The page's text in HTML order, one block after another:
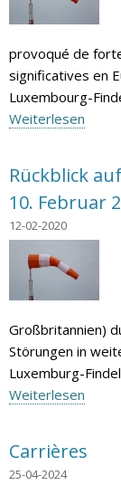
provoqué de
significatives en
Luxembourg-
Weiterlesen
Rückblick
10. Februar
12-02-2020
Großbritannien)
Störungen in
Luxemburg-
Weiterlesen
Carrières
25-04-2024